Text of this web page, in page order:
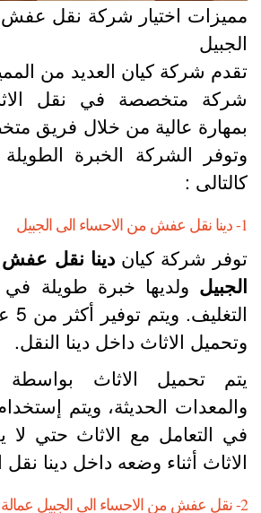
اختيار شركة نقل عفش
شركة كيان العديد من
متخصصة في نقل
عالية من خلال فريق
الشركة الخبرة
:
شركة كياندينا نقل عفش
ولديها خبرة طويلة في
الاثاث داخل دينا النقل.
تحميل الاثاث بواسطة
الحديثة، ويتم
التعامل مع الاثاث حتي
أثناء وضعه داخل دينا نقل